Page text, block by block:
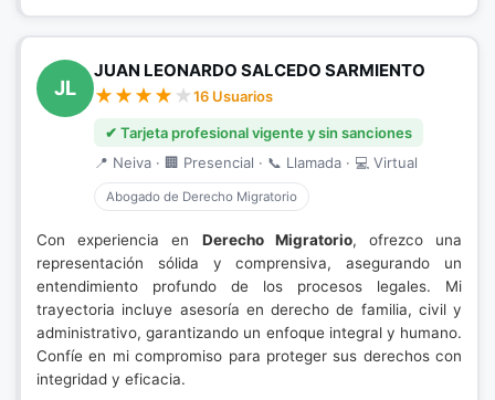
JL
JUAN LEONARDO SALCEDO SARMIENTO
16 Usuarios
✔ Tarjeta profesional vigente y sin sanciones
📍 Neiva · 🏢 Presencial · 📞 Llamada · 💻 Virtual
Abogado de Derecho Migratorio
Con experiencia en Derecho Migratorio, ofrezco una
representación sólida y comprensiva, asegurando un
entendimiento profundo de los procesos legales. Mi
trayectoria incluye asesoría en derecho de familia, civil y
administrativo, garantizando un enfoque integral y humano.
Confíe en mi compromiso para proteger sus derechos con
integridad y eficacia.